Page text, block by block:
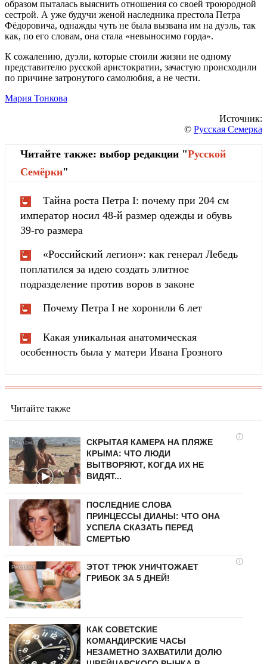
образом пыталась выяснить отношения со своей троюродной
сестрой. А уже будучи женой наследника престола Петра
Фёдоровича, однажды чуть не была вызвана им на дуэль, так
как, по его словам, она стала «невыносимо горда».
К сожалению, дуэли, которые стоили жизни не одному
представителю русской аристократии, зачастую происходили
по причине затронутого самолюбия, а не чести.
Мария Тонкова
Источник:
© Русская Семерка
Читайте также: выбор редакции "Русской
Cемёрки"
Тайна роста Петра I: почему при 204 см
император носил 48-й размер одежды и обувь
39-го размера
«Российский легион»: как генерал Лебедь
поплатился за идею создать элитное
подразделение против воров в законе
Почему Петра I не хоронили 6 лет
Какая уникальная анатомическая
особенность была у матери Ивана Грозного
Читайте также
i
СКРЫТАЯ КАМЕРА НА ПЛЯЖЕ
КРЫМА: ЧТО ЛЮДИ
ВЫТВОРЯЮТ, КОГДА ИХ НЕ
ВИДЯТ...
ПОСЛЕДНИЕ СЛОВА
ПРИНЦЕССЫ ДИАНЫ: ЧТО ОНА
УСПЕЛА СКАЗАТЬ ПЕРЕД
СМЕРТЬЮ
i
ЭТОТ ТРЮК УНИЧТОЖАЕТ
ГРИБОК ЗА 5 ДНЕЙ!
КАК СОВЕТСКИЕ
КОМАНДИРСКИЕ ЧАСЫ
НЕЗАМЕТНО ЗАХВАТИЛИ ДОЛЮ